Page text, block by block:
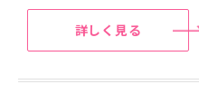
詳しく見る